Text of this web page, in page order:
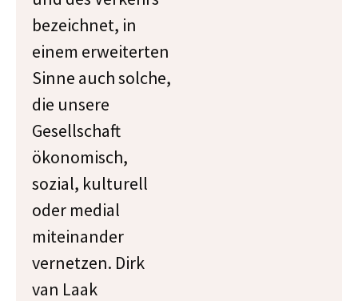
bezeichnet, in
einem erweiterten
Sinne auch solche,
die unsere
Gesellschaft
ökonomisch,
sozial, kulturell
oder medial
miteinander
vernetzen. Dirk
van Laak